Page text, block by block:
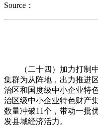
Source：
（二十四）加力打制中
集群为从阵地，出力推进
治区和国度级中小企业特
治区级中小企业特色财产
数量冲破11个，带动一批
发县域经济活力。